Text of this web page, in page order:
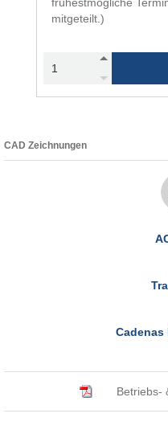
frühestmögliche
mitgeteilt.)
CAD Zeichnungen
Cadenas
Betriebs-